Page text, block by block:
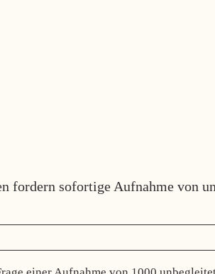
fordern sofortige Aufnahme von